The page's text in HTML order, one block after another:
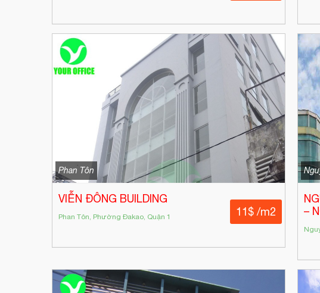
Phan Tôn
VIỄN ĐÔNG BUILDING
Phan Tôn, Phường Đakao, Quận 1 11$ /m2
–